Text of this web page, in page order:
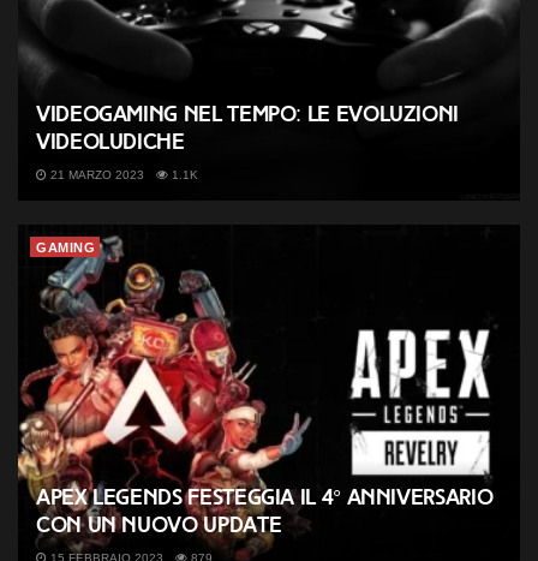
Videogaming nel tempo: le evoluzioni
videoludiche
21 MARZO 2023 1.1K
GAMING
Apex Legends festeggia il 4° anniversario
con un nuovo update
15 FEBBRAIO 2023 879